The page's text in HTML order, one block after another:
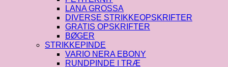
LANA GROSSA
DIVERSE STRIKKEOPSKRIFTER
GRATIS OPSKRIFTER
BØGER
STRIKKEPINDE
VARIO NERA EBONY
RUNDPINDE I TRÆ